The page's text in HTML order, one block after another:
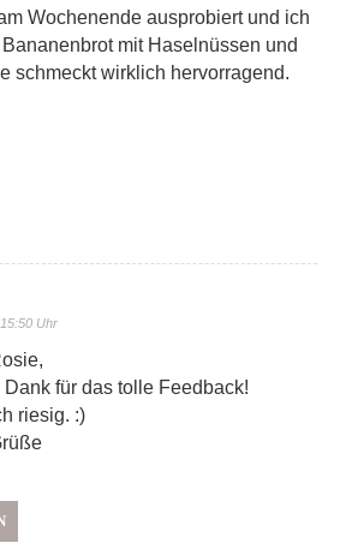
Wochenende ausprobiert und ich
mit Haselnüssen und
schmeckt wirklich hervorragend.
Uhr
für das tolle Feedback!
riesig. :)